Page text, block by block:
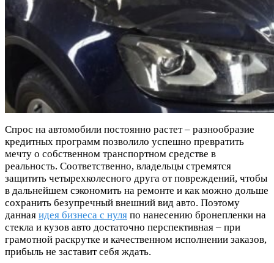
Спрос на автомобили постоянно растет – разнообразие
кредитных программ позволило успешно превратить
мечту о собственном транспортном средстве в
реальность. Соответственно, владельцы стремятся
защитить четырехколесного друга от повреждений, чтобы
в дальнейшем сэкономить на ремонте и как можно дольше
сохранить безупречный внешний вид авто. Поэтому
данная идея бизнеса с нуля по нанесению бронепленки на
стекла и кузов авто достаточно перспективная – при
грамотной раскрутке и качественном исполнении заказов,
прибыль не заставит себя ждать.